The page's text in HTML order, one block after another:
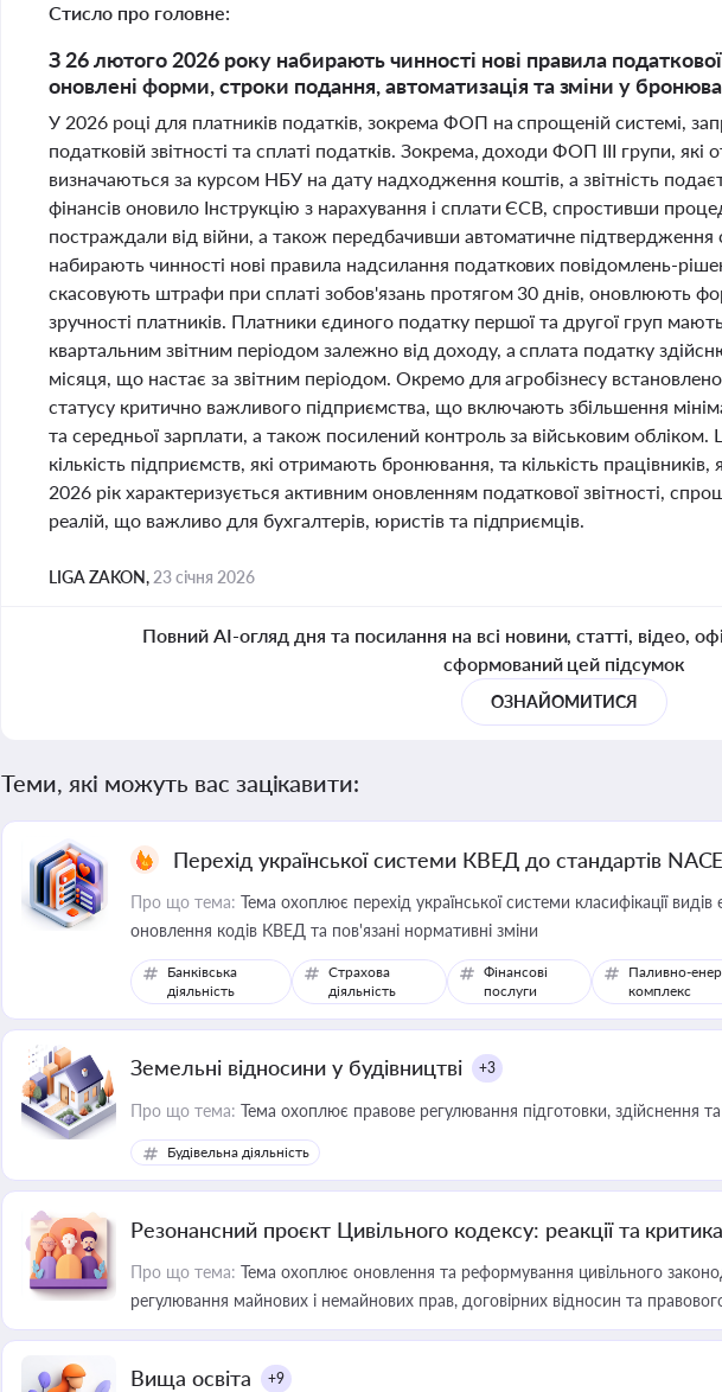
Стисло про головне:
З 26 лютого 2026 року набирають чинності нові правила
оновлені форми, строки подання, автоматизація та зміни у
У 2026 році для платників податків, зокрема ФОП на спрощеній системі,
податковій звітності та сплаті податків. Зокрема, доходи ФОП ІІІ групи,
визначаються за курсом НБУ на дату надходження коштів, а звітність
фінансів оновило Інструкцію з нарахування і сплати ЄСВ, спростивши
постраждали від війни, а також передбачивши автоматичне
набирають чинності нові правила надсилання податкових повідомлень-
скасовують штрафи при сплаті зобов'язань протягом 30 днів, оновлюють
зручності платників. Платники єдиного податку першої та другої груп
квартальним звітним періодом залежно від доходу, а сплата податку
місяця, що настає за звітним періодом. Окремо для агробізнесу
статусу критично важливого підприємства, що включають збільшення
та середньої зарплати, а також посилений контроль за військовим
кількість підприємств, які отримають бронювання, та кількість
2026 рік характеризується активним оновленням податкової звітності,
реалій, що важливо для бухгалтерів, юристів та підприємців.
LIGA ZAKON, 23 січня 2026
Повний AI-огляд дня та посилання на всі новини, статті, відео,
сформований цей підсумок
ОЗНАЙОМИТИСЯ
Теми, які можуть вас зацікавити:
Перехід української системи КВЕД до стандартів NACE
Про що тема: Тема охоплює перехід української системи класифікації
оновлення кодів КВЕД та пов'язані нормативні зміни
Банківська
діяльність
Страхова
діяльність
Фінансові
послуги
Паливно-
комплекс
Земельні відносини у будівництві +3
Про що тема: Тема охоплює правове регулювання підготовки, здійснення
Будівельна діяльність
Резонансний проєкт Цивільного кодексу: реакції та критика
Про що тема: Тема охоплює оновлення та реформування цивільного
регулювання майнових і немайнових прав, договірних відносин та
Вища освіта +9